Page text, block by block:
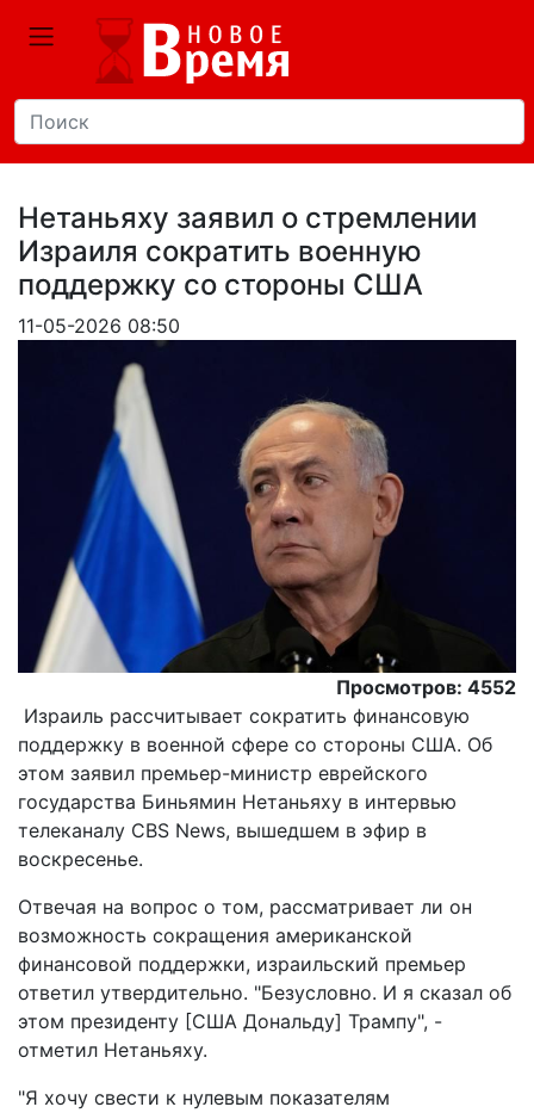
Нетаньяху заявил о стремлении
Израиля сократить военную
поддержку со стороны США
11-05-2026 08:50
Просмотров: 4552
Израиль рассчитывает сократить финансовую
поддержку в военной сфере со стороны США. Об
этом заявил премьер-министр еврейского
государства Биньямин Нетаньяху в интервью
телеканалу CBS News, вышедшем в эфир в
воскресенье.
Отвечая на вопрос о том, рассматривает ли он
возможность сокращения американской
финансовой поддержки, израильский премьер
ответил утвердительно. "Безусловно. И я сказал об
этом президенту [США Дональду] Трампу", -
отметил Нетаньяху.
"Я хочу свести к нулевым показателям